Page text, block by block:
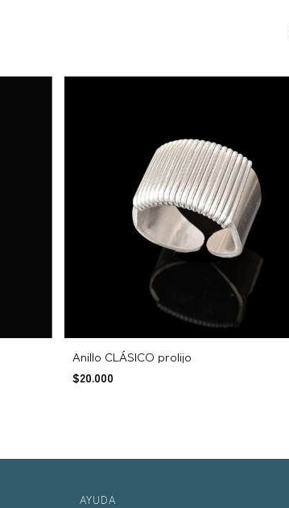
Anillo CLÁSICO prolijo
$20.000
AYUDA